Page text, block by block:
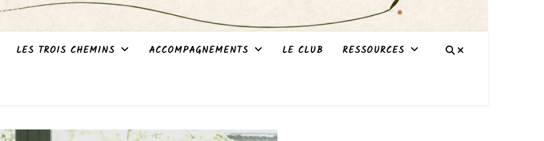
LES TROIS CHEMINS ACCOMPAGNEMENTS LE CLUB RESSOURCES